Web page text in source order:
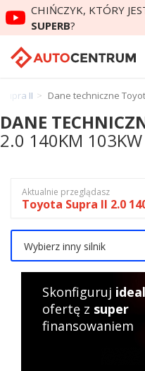
CHIŃCZYK, KTÓRY
SUPERB?
II Dane techniczne
DANE
2.0 140KM
Aktualnie przeglądasz
Toyota Supra II 2.0
Wybierz inny silnik
Skonfiguruj
ofertę z super
finansowaniem